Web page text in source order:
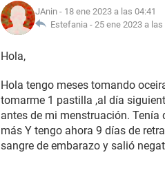
JAnin - 18 ene 2023 a las 04:41
Estefania - 25 ene 2023 a las
Hola,
Hola tengo meses tomando
tomarme 1 pastilla ,al día
antes de mi menstruación. Tenía
más Y tengo ahora 9 días de
sangre de embarazo y salió